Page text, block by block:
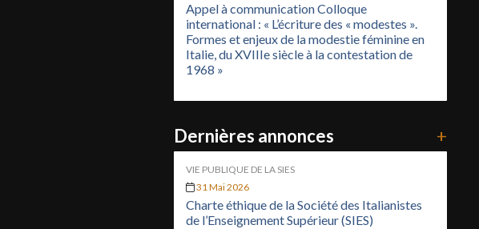
Appel à communication Colloque
international : « L’écriture des « modestes ».
Formes et enjeux de la modestie féminine en
Italie, du XVIIIe siècle à la contestation de
1968 »
Dernières annonces +
VIE PUBLIQUE DE LA SIES
31 Mai 2026
Charte éthique de la Société des Italianistes
de l’Enseignement Supérieur (SIES)